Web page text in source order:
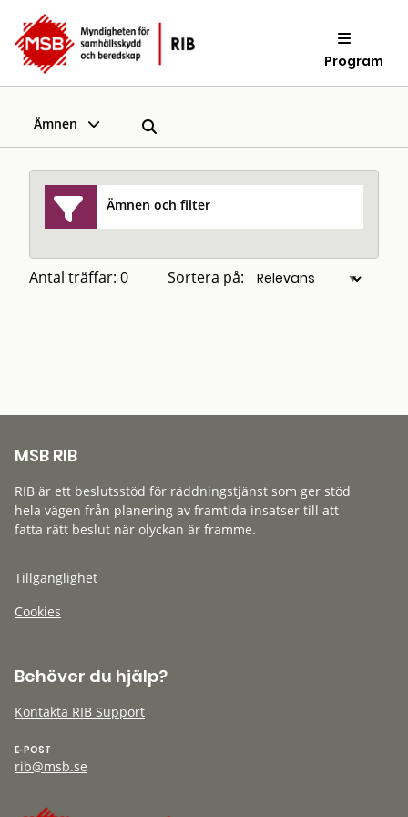
Program
Ämnen
Ämnen och filter
Antal träffar: 0 Sortera på:
MSB RIB
RIB är ett beslutsstöd för räddningstjänst som ger stöd
hela vägen från planering av framtida insatser till att
fatta rätt beslut när olyckan är framme.
Tillgänglighet
Cookies
Behöver du hjälp?
Kontakta RIB Support
E-POST
rib@msb.se